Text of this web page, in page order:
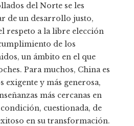
del Norte se les
de un desarrollo justo,
respeto a la libre elección
de los
un ámbito en el que
Para muchos, China es
exigente y más generosa,
más cercanas en
cuestionada, de
en su transformación.